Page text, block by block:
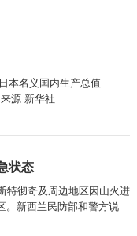
本名义国内生产总值
源 新华社
状态
特彻奇及周边地区因山火进
。新西兰民防部和警方说